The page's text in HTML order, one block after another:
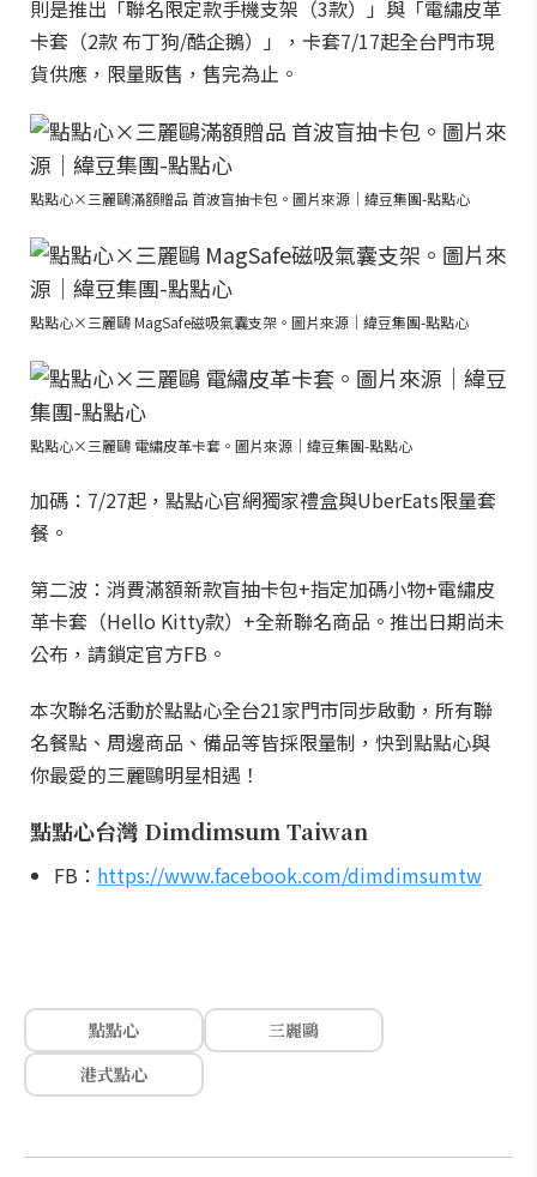
則是推出「聯名限定款手機支架（3款）」與「電繡皮革
卡套（2款 布丁狗/酷企鵝）」，卡套7/17起全台門市現
貨供應，限量販售，售完為止。
點點心×三麗鷗滿額贈品 首波盲抽卡包。圖片來源｜緯豆集團-點點心
點點心×三麗鷗 MagSafe磁吸氣囊支架。圖片來源｜緯豆集團-點點心
點點心×三麗鷗 電繡皮革卡套。圖片來源｜緯豆集團-點點心
加碼：7/27起，點點心官網獨家禮盒與UberEats限量套
餐。
第二波：消費滿額新款盲抽卡包+指定加碼小物+電繡皮
革卡套（Hello Kitty款）+全新聯名商品。推出日期尚未
公布，請鎖定官方FB。
本次聯名活動於點點心全台21家門市同步啟動，所有聯
名餐點、周邊商品、備品等皆採限量制，快到點點心與
你最愛的三麗鷗明星相遇！
點點心台灣 Dimdimsum Taiwan
FB： https://www.facebook.com/dimdimsumtw
點點心
三麗鷗
港式點心